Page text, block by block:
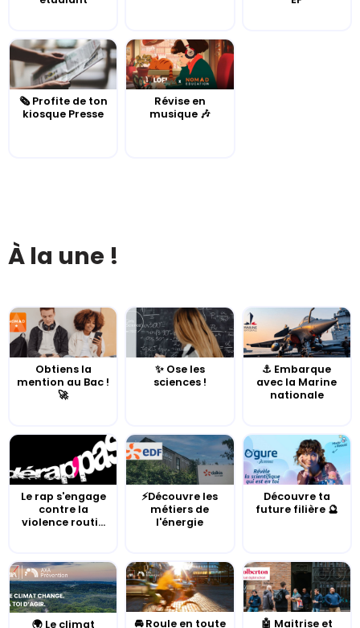
🗞️ Profite de ton
kiosque Presse
Révise en
musique 🎶
À la une !
Obtiens la
mention au Bac !
🚀
✨ Ose les
sciences !
⚓️ Embarque
avec la Marine
nationale
Le rap s'engage
contre la
violence routi...
⚡Découvre les
métiers de
l'énergie
Découvre ta
future filière 🔮
🌍 Le climat
🚘 Roule en toute
🤖 Maitrise et